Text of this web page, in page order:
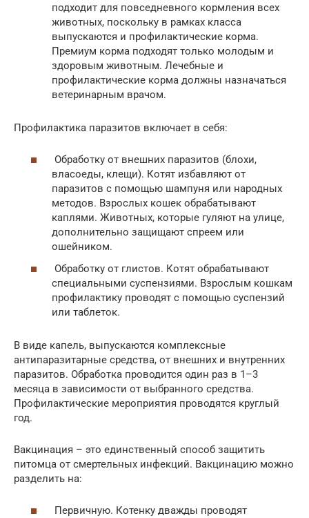
подходит для повседневного кормления всех
животных, поскольку в рамках класса
выпускаются и профилактические корма.
Премиум корма подходят только молодым и
здоровым животным. Лечебные и
профилактические корма должны назначаться
ветеринарным врачом.
Профилактика паразитов включает в себя:
Обработку от внешних паразитов (блохи,
власоеды, клещи). Котят избавляют от
паразитов с помощью шампуня или народных
методов. Взрослых кошек обрабатывают
каплями. Животных, которые гуляют на улице,
дополнительно защищают спреем или
ошейником.
Обработку от глистов. Котят обрабатывают
специальными суспензиями. Взрослым кошкам
профилактику проводят с помощью суспензий
или таблеток.
В виде капель, выпускаются комплексные
антипаразитарные средства, от внешних и внутренних
паразитов. Обработка проводится один раз в 1–3
месяца в зависимости от выбранного средства.
Профилактические мероприятия проводятся круглый
год.
Вакцинация – это единственный способ защитить
питомца от смертельных инфекций. Вакцинацию можно
разделить на:
Первичную. Котенку дважды проводят